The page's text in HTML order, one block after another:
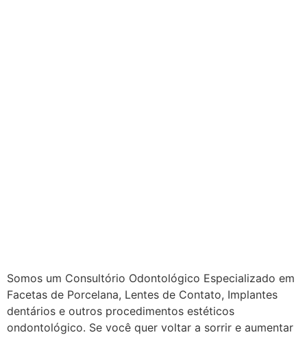
Somos um Consultório Odontológico Especializado em
Facetas de Porcelana, Lentes de Contato, Implantes
dentários e outros procedimentos estéticos
ondontológico. Se você quer voltar a sorrir e aumentar